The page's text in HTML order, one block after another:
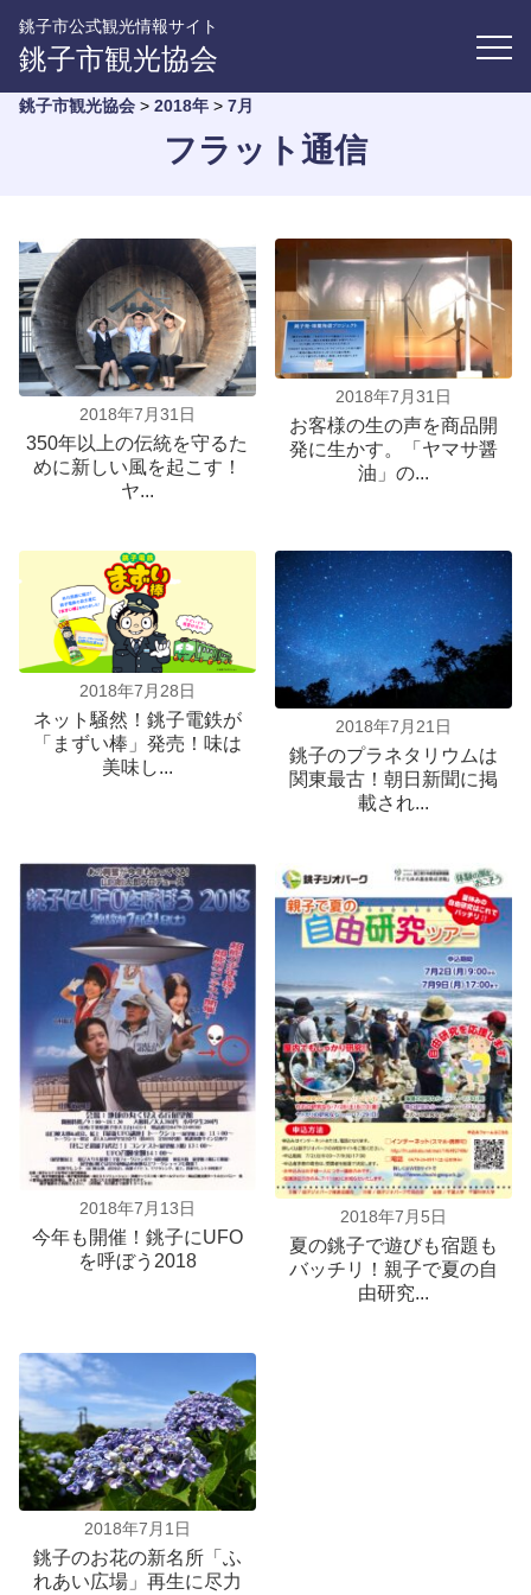
銚子市公式観光情報サイト
銚子市観光協会
銚子市観光協会 > 2018年 > 7月
フラット通信
2018年7月31日
350年以上の伝統を守るた
めに新しい風を起こす！
ヤ...
2018年7月31日
お客様の生の声を商品開
発に生かす。「ヤマサ醤
油」の...
2018年7月28日
ネット騒然！銚子電鉄が
「まずい棒」発売！味は
美味し...
2018年7月21日
銚子のプラネタリウムは
関東最古！朝日新聞に掲
載され...
2018年7月13日
今年も開催！銚子にUFO
を呼ぼう2018
2018年7月5日
夏の銚子で遊びも宿題も
バッチリ！親子で夏の自
由研究...
2018年7月1日
銚子のお花の新名所「ふ
れあい広場」再生に尽力